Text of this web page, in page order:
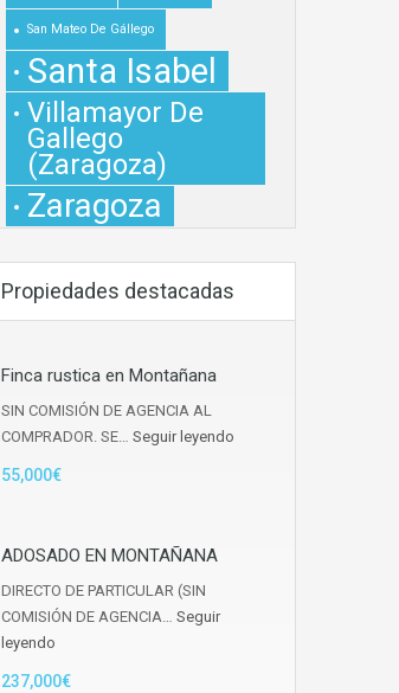
San Mateo De Gállego
Santa Isabel
Villamayor De
Gallego
(Zaragoza)
Zaragoza
Propiedades destacadas
Finca rustica en Montañana
SIN COMISIÓN DE AGENCIA AL
COMPRADOR. SE… Seguir leyendo
55,000€
ADOSADO EN MONTAÑANA
DIRECTO DE PARTICULAR (SIN
COMISIÓN DE AGENCIA… Seguir
leyendo
237,000€